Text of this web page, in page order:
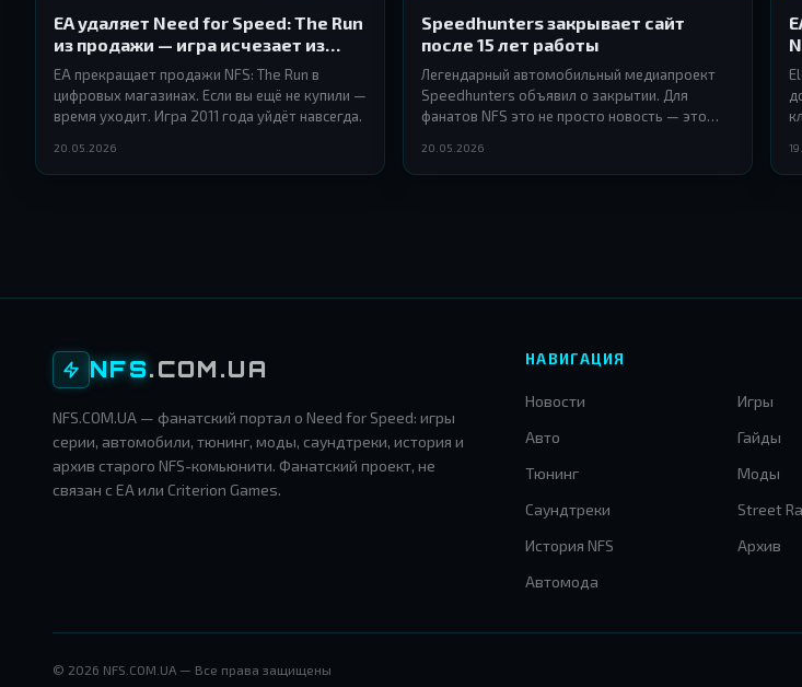
EA удаляет Need for Speed: The Run
из продажи — игра исчезает из
Origin и EA App
EA прекращает продажи NFS: The Run в
цифровых магазинах. Если вы ещё не купили —
время уходит. Игра 2011 года уйдёт навсегда.
20.05.2026
Speedhunters закрывает сайт
после 15 лет работы
Легендарный автомобильный медиапроект
Speedhunters объявил о закрытии. Для
фанатов NFS это не просто новость — это
20.05.2026
NFS.COM.UA
NFS.COM.UA — фанатский портал о Need for Speed: игры
серии, автомобили, тюнинг, моды, саундтреки, история и
архив старого NFS-комьюнити. Фанатский проект, не
связан с EA или Criterion Games.
НАВИГАЦИЯ
Новости
Игры
Авто
Гайды
Тюнинг
Моды
Саундтреки
Street
История NFS
Архив
Автомода
© 2026 NFS.COM.UA — Все права защищены